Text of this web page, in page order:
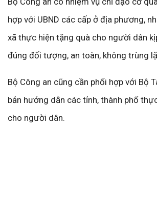
hợp với UBND các cấp ở địa phương,
xã thực hiện tặng quà cho người dân
đúng đối tượng, an toàn, không trùng
Bộ Công an cũng cần phối hợp với Bộ
bản hướng dẫn các tỉnh, thành phố
cho người dân.